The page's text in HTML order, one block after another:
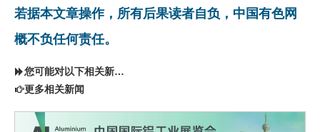
若据本文章操作，所有后果读者自负，中国有色网
概不负任何责任。
您可能对以下相关新闻同样感兴趣
更多相关新闻